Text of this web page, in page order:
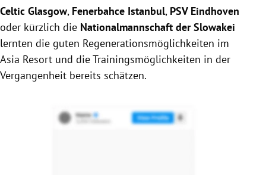
Celtic Glasgow, Fenerbahce Istanbul, PSV Eindhoven
oder kürzlich die Nationalmannschaft der Slowakei
lernten die guten Regenerationsmöglichkeiten im
Asia Resort und die Trainingsmöglichkeiten in der
Vergangenheit bereits schätzen.